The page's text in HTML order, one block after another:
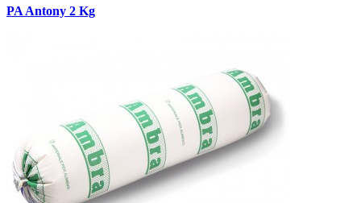
PA Antony 2 Kg